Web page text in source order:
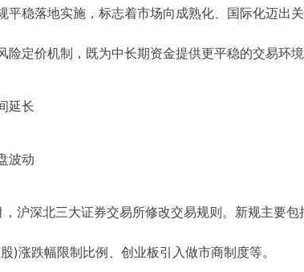
平稳落地实施，标志着市场向成熟化、国际化迈出
险定价机制，既为中长期资金提供更平稳的交易环
延长
波动
沪深北三大证券交易所修改交易规则。新规主要
)涨跌幅限制比例、创业板引入做市商制度等。